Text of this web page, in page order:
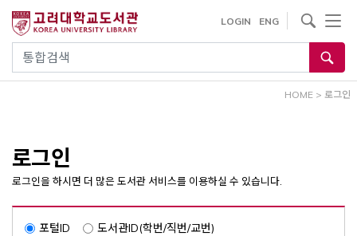
건
통합검색
LOGIN ENG
사이트내 검색
HOME > 로그인
로그인
로그인을 하시면 더 많은 도서관 서비스를 이용하실 수 있습니다.
포털ID 도서관ID(학번/직번/교번)